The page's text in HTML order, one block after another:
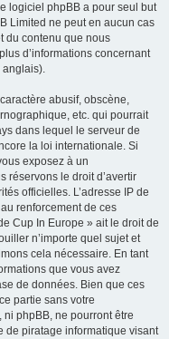
logiciel phpBB a pour seul but
Limited ne peut en aucun cas
du contenu que nous
d’informations concernant
anglais).
abusif, obscène,
etc. qui pourrait
dans lequel le serveur de
la loi internationale. Si
exposez à un
réservons le droit d’avertir
officielles. L’adresse IP de
renforcement de ces
Cup In Europe » ait le droit de
n’importe quel sujet et
cela nécessaire. En tant
que vous avez
de données. Bien que ces
partie sans votre
phpBB, ne pourront être
de piratage informatique visant